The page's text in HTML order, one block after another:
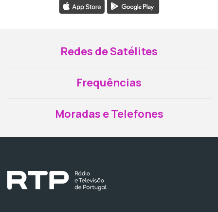
Redes de Satélites
Frequências
Moradas e Telefones